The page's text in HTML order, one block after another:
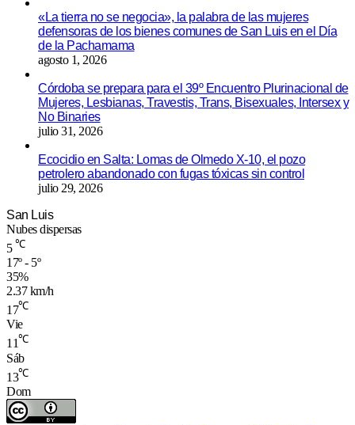
«La tierra no se negocia», la palabra de las mujeres
defensoras de los bienes comunes de San Luis en el Día
de la Pachamama
agosto 1, 2026
Córdoba se prepara para el 39º Encuentro Plurinacional de
Mujeres, Lesbianas, Travestis, Trans, Bisexuales, Intersex y
No Binaries
julio 31, 2026
Ecocidio en Salta: Lomas de Olmedo X-10, el pozo
petrolero abandonado con fugas tóxicas sin control
julio 29, 2026
San Luis
Nubes dispersas
5 ℃
17º - 5º
35%
2.37 km/h
17℃
Vie
11℃
Sáb
13℃
Dom